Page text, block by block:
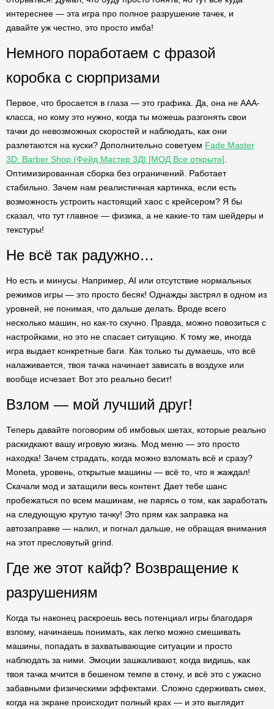
интереснее — эта игра про полное разрушение тачек, и
давайте уж честно, это просто имба!
Немного поработаем с фразой
коробка с сюрпризами
Первое, что бросается в глаза — это графика. Да, она не AAA-
класса, но кому это нужно, когда ты можешь разгонять свои
тачки до невозможных скоростей и наблюдать, как они
разлетаются на куски? Дополнительно советуем Fade Master
3D: Barber Shop (Фейд Мастер 3Д) [МОД Все открыто]
Оптимизированная сборка без ограничений. Работает
стабильно. Зачем нам реалистичная картинка, если есть
возможность устроить настоящий хаос с крейсером? Я бы
сказал, что тут главное — физика, а не какие-то там шейдеры и
текстуры!
Не всё так радужно…
Но есть и минусы. Например, AI или отсутствие нормальных
режимов игры — это просто бесяк! Однажды застрял в одном из
уровней, не понимая, что дальше делать. Вроде всего
несколько машин, но как-то скучно. Правда, можно повозиться с
настройками, но это не спасает ситуацию. К тому же, иногда
игра выдает конкретные баги. Как только ты думаешь, что всё
налаживается, твоя тачка начинает зависать в воздухе или
вообще исчезает. Вот это реально бесит!
Взлом — мой лучший друг!
Теперь давайте поговорим об имбовых шетах, которые реально
раскидкают вашу игровую жизнь. Мод меню — это просто
находка! Зачем страдать, когда можно взломать всё и сразу?
Moneta, уровень, открытые машины — всё то, что я жаждал!
Скачали мод и затащили весь контент. Дает тебе шанс
пробежаться по всем машинам, не парясь о том, как заработать
на следующую крутую тачку! Это прям как заправка на
автозаправке — налил, и погнал дальше, не обращая внимания
на этот пресловутый grind.
Где же этот кайф? Возвращение к
разрушениям
Когда ты наконец раскроешь весь потенциал игры благодаря
взлому, начинаешь понимать, как легко можно смешивать
машины, попадать в захватывающие ситуации и просто
наблюдать за ними. Эмоции зашкаливают, когда видишь, как
твоя тачка мчится в бешеном темпе в стену, и всё это с ужасно
забавными физическими эффектами. Сложно сдерживать смех,
когда на экране происходит полный крах — и это выглядит